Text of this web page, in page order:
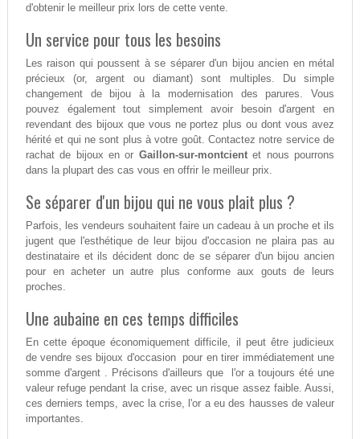
d'obtenir le meilleur prix lors de cette vente.
Un service pour tous les besoins
Les raison qui poussent à se séparer d'un bijou ancien en métal
précieux (or, argent ou diamant) sont multiples. Du simple
changement de bijou à la modernisation des parures. Vous
pouvez également tout simplement avoir besoin d'argent en
revendant des bijoux que vous ne portez plus ou dont vous avez
hérité et qui ne sont plus à votre goût. Contactez notre service de
rachat de bijoux en or Gaillon-sur-montcientet nous pourrons
dans la plupart des cas vous en offrir le meilleur prix.
Se séparer d'un bijou qui ne vous plait plus ?
Parfois, les vendeurs souhaitent faire un cadeau à un proche et ils
jugent que l'esthétique de leur bijou d'occasion ne plaira pas au
destinataire et ils décident donc de se séparer d'un bijou ancien
pour en acheter un autre plus conforme aux gouts de leurs
proches.
Une aubaine en ces temps difficiles
En cette époque économiquement difficile, il peut être judicieux
de vendre ses bijoux d'occasion pour en tirer immédiatement une
somme d'argent . Précisons d'ailleurs que l'or a toujours été une
valeur refuge pendant la crise, avec un risque assez faible. Aussi,
ces derniers temps, avec la crise, l'or a eu des hausses de valeur
importantes.